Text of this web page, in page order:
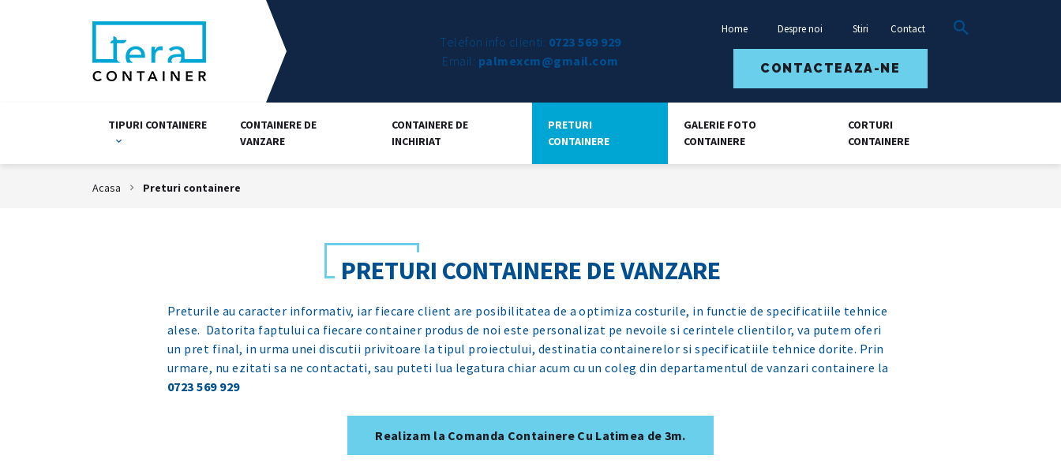
Telefon info clienti: 0723 569 929
Email: palmexcm@gmail.com
Home Despre noi Stiri Contact
CONTACTEAZA-NE
TIPURI CONTAINERE
CONTAINERE DE
VANZARE
CONTAINERE DE
INCHIRIAT
PRETURI
CONTAINERE
GALERIE FOTO
CONTAINERE
CORTURI
CONTAINERE
Acasa Preturi containere
PRETURI CONTAINERE DE VANZARE
Preturile au caracter informativ, iar fiecare client are posibilitatea de a optimiza costurile, in functie de specificatiile tehnice
alese. Datorita faptului ca fiecare container produs de noi este personalizat pe nevoile si cerintele clientilor, va putem oferi
un pret final, in urma unei discutii privitoare la tipul proiectului, destinatia containerelor si specificatiile tehnice dorite. Prin
urmare, nu ezitati sa ne contactati, sau puteti lua legatura chiar acum cu un coleg din departamentul de vanzari containere la
0723 569 929
Realizam la Comanda Containere Cu Latimea de 3m.